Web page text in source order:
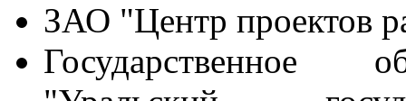
ЗАО "Центр проектов
Государственное